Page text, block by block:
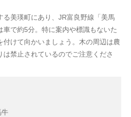
る美瑛町にあり、JR富良野線「美馬
で約5分。特に案内や標識もないた
付けて向かいましょう。木の周辺は農
禁止されているのでご注意くださ
牛